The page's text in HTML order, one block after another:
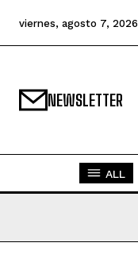
viernes, agosto 7, 2026
NEWSLETTER
ALL